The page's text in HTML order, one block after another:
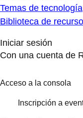
Temas de tecnología
Biblioteca de
Iniciar sesión
Con una cuenta de
Acceso a la consola
Inscripción a